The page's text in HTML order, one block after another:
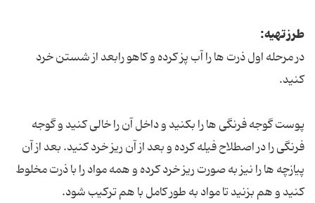
طرز تهیه:
در مرحله اول ذرت ها را آب پز کرده و کاهو رابعد از شستن خرد
کنید.
پوست گوجه فرنگی ها را بکنید و داخل آن را خالی کنید و گوجه
فرنگی را در اصطلاح فیله کرده و بعد از آن ریز خرد کنید. بعد از آن
پیازچه ها را نیز به صورت ریز خرد کرده و همه مواد را با ذرت مخلوط
کنید و هم بزنید تا مواد به طور کامل با هم ترکیب شود.